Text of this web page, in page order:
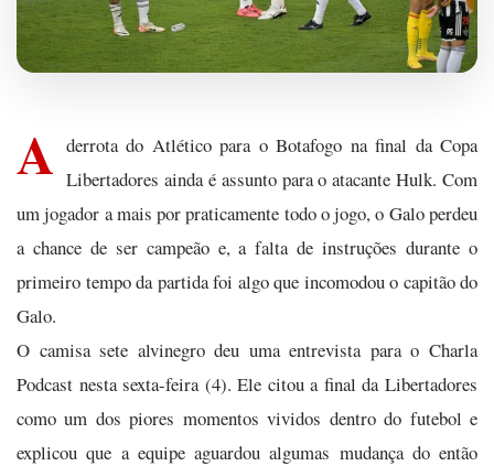
A derrota do Atlético para o Botafogo na final da Copa
Libertadores ainda é assunto para o atacante Hulk. Com
um jogador a mais por praticamente todo o jogo, o Galo perdeu
a chance de ser campeão e, a falta de instruções durante o
primeiro tempo da partida foi algo que incomodou o capitão do
Galo.
O camisa sete alvinegro deu uma entrevista para o Charla
Podcast nesta sexta-feira (4). Ele citou a final da Libertadores
como um dos piores momentos vividos dentro do futebol e
explicou que a equipe aguardou algumas mudança do então